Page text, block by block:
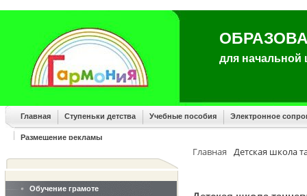
для
Главная Ступеньки детства Учебные пособия Электронное
Размещение рекламы
Обучение грамоте
Главная Детская школа